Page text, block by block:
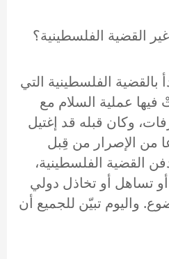
القضية الفلسطينية؟
بالقضية الفلسطينية التي
عملية السلام مع
وكان قبله قد إغتيل
من الإصرار من قِبل
القضية الفلسطينية،
تساهل أو تخاذل دولي
واليوم تبيّن للجميع أن